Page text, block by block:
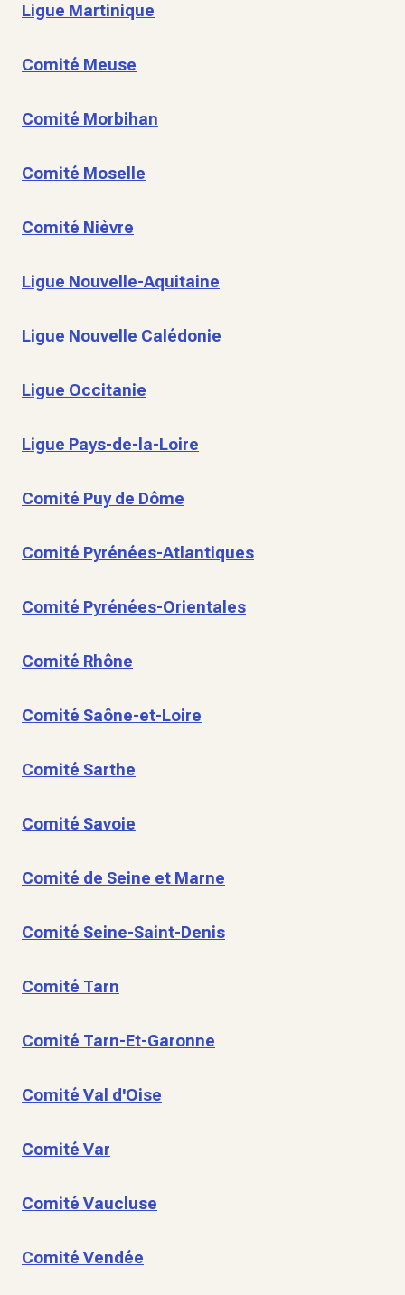
Ligue Martinique
Comité Meuse
Comité Morbihan
Comité Moselle
Comité Nièvre
Ligue Nouvelle-Aquitaine
Ligue Nouvelle Calédonie
Ligue Occitanie
Ligue Pays-de-la-Loire
Comité Puy de Dôme
Comité Pyrénées-Atlantiques
Comité Pyrénées-Orientales
Comité Rhône
Comité Saône-et-Loire
Comité Sarthe
Comité Savoie
Comité de Seine et Marne
Comité Seine-Saint-Denis
Comité Tarn
Comité Tarn-Et-Garonne
Comité Val d'Oise
Comité Var
Comité Vaucluse
Comité Vendée